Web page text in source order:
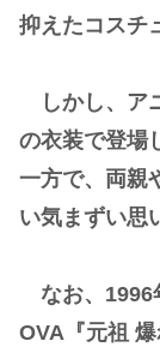
抑えたコスチ
しかし、ア
の衣装で登場
一方で、両親
い気まずい思
なお、1996
OVA『元祖